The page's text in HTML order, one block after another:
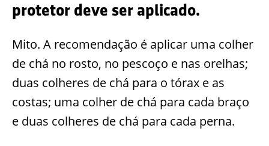
protetor deve ser aplicado.
Mito. A recomendação é aplicar uma colher
de chá no rosto, no pescoço e nas orelhas;
duas colheres de chá para o tórax e as
costas; uma colher de chá para cada braço
e duas colheres de chá para cada perna.